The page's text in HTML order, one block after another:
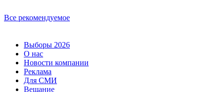
Все рекомендуемое
Выборы 2026
О нас
Новости компании
Реклама
Для СМИ
Вещание